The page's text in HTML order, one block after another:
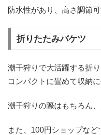
防水性があり、高さ調節
折りたたみバケツ
潮干狩りで大活躍する折
コンパクトに畳めて収納に
潮干狩りの際はもちろん
また、100円ショップな